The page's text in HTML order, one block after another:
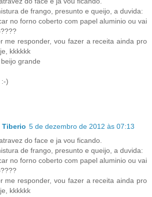
de frango, presunto e queijo, a duvida:
no forno coberto com papel aluminio ou vai
me responder, vou fazer a receita ainda pro
kkkkkk
grande
:-)
Tiberio 5 de dezembro de 2012 às 07:13
do face e ja vou ficando.
de frango, presunto e queijo, a duvida:
no forno coberto com papel aluminio ou vai
me responder, vou fazer a receita ainda pro
kkkkkk